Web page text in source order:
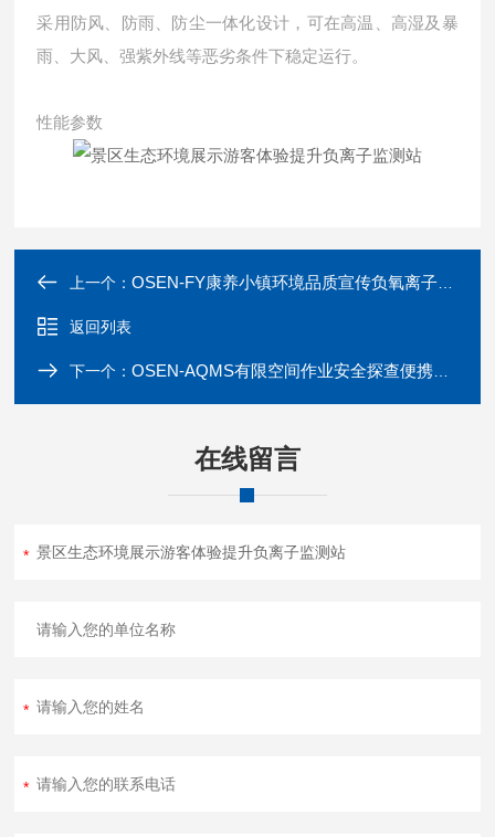
采用防风、防雨、防尘一体化设计，可在高温、高湿及暴
雨、大风、强紫外线等恶劣条件下稳定运行。
性能参数
上一个：OSEN-FY康养小镇环境品质宣传负氧离子浓度监测站
返回列表
下一个：OSEN-AQMS有限空间作业安全探查便携式多气体监测仪
在线留言